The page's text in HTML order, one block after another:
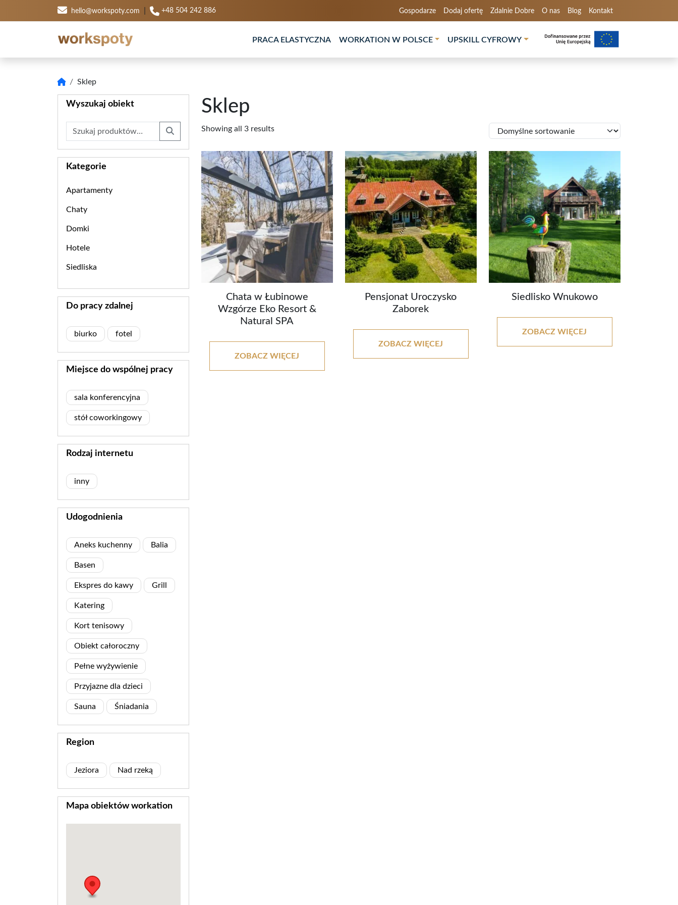
hello@workspoty.com +48 504 242 886 Gospodarze Dodaj ofertę Zdalnie Dobre O nas Blog Kontakt
PRACA ELASTYCZNA WORKATION W POLSCE UPSKILL CYFROWY
Sklep
Sklep
Showing all 3 results
Chata w Łubinowe
Wzgórze Eko Resort &
Natural SPA
ZOBACZ WIĘCEJ
Pensjonat Uroczysko
Zaborek
ZOBACZ WIĘCEJ
Siedlisko Wnukowo
ZOBACZ WIĘCEJ
Wyszukaj obiekt
Szukaj:
Kategorie
Apartamenty
Chaty
Domki
Hotele
Siedliska
Do pracy zdalnej
biurko fotel
Miejsce do wspólnej pracy
sala konferencyjna
stół coworkingowy
Rodzaj internetu
inny
Udogodnienia
Aneks kuchenny Balia
Basen
Ekspres do kawy Grill
Katering
Kort tenisowy
Obiekt całoroczny
Pełne wyżywienie
Przyjazne dla dzieci
Sauna Śniadania
Region
Jeziora Nad rzeką
Mapa obiektów workation